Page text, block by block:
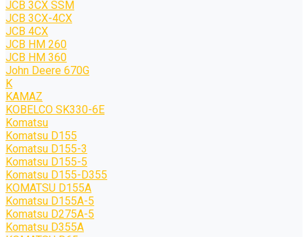
JCB 3CX SSM
JCB 3CX-4CX
JCB 4CX
JCB HM 260
JCB HM 360
John Deere 670G
K
KAMAZ
KOBELCO SK330-6E
Komatsu
Komatsu D155
Komatsu D155-3
Komatsu D155-5
Komatsu D155-D355
KOMATSU D155A
Komatsu D155A-5
Komatsu D275A-5
Komatsu D355A